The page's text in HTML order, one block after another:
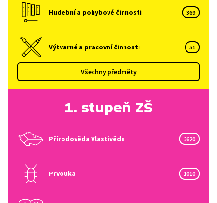
Hudební a pohybové činnosti 369
Výtvarné a pracovní činnosti 51
Všechny předměty
1. stupeň ZŠ
Přírodověda Vlastivěda 2620
Prvouka 1010